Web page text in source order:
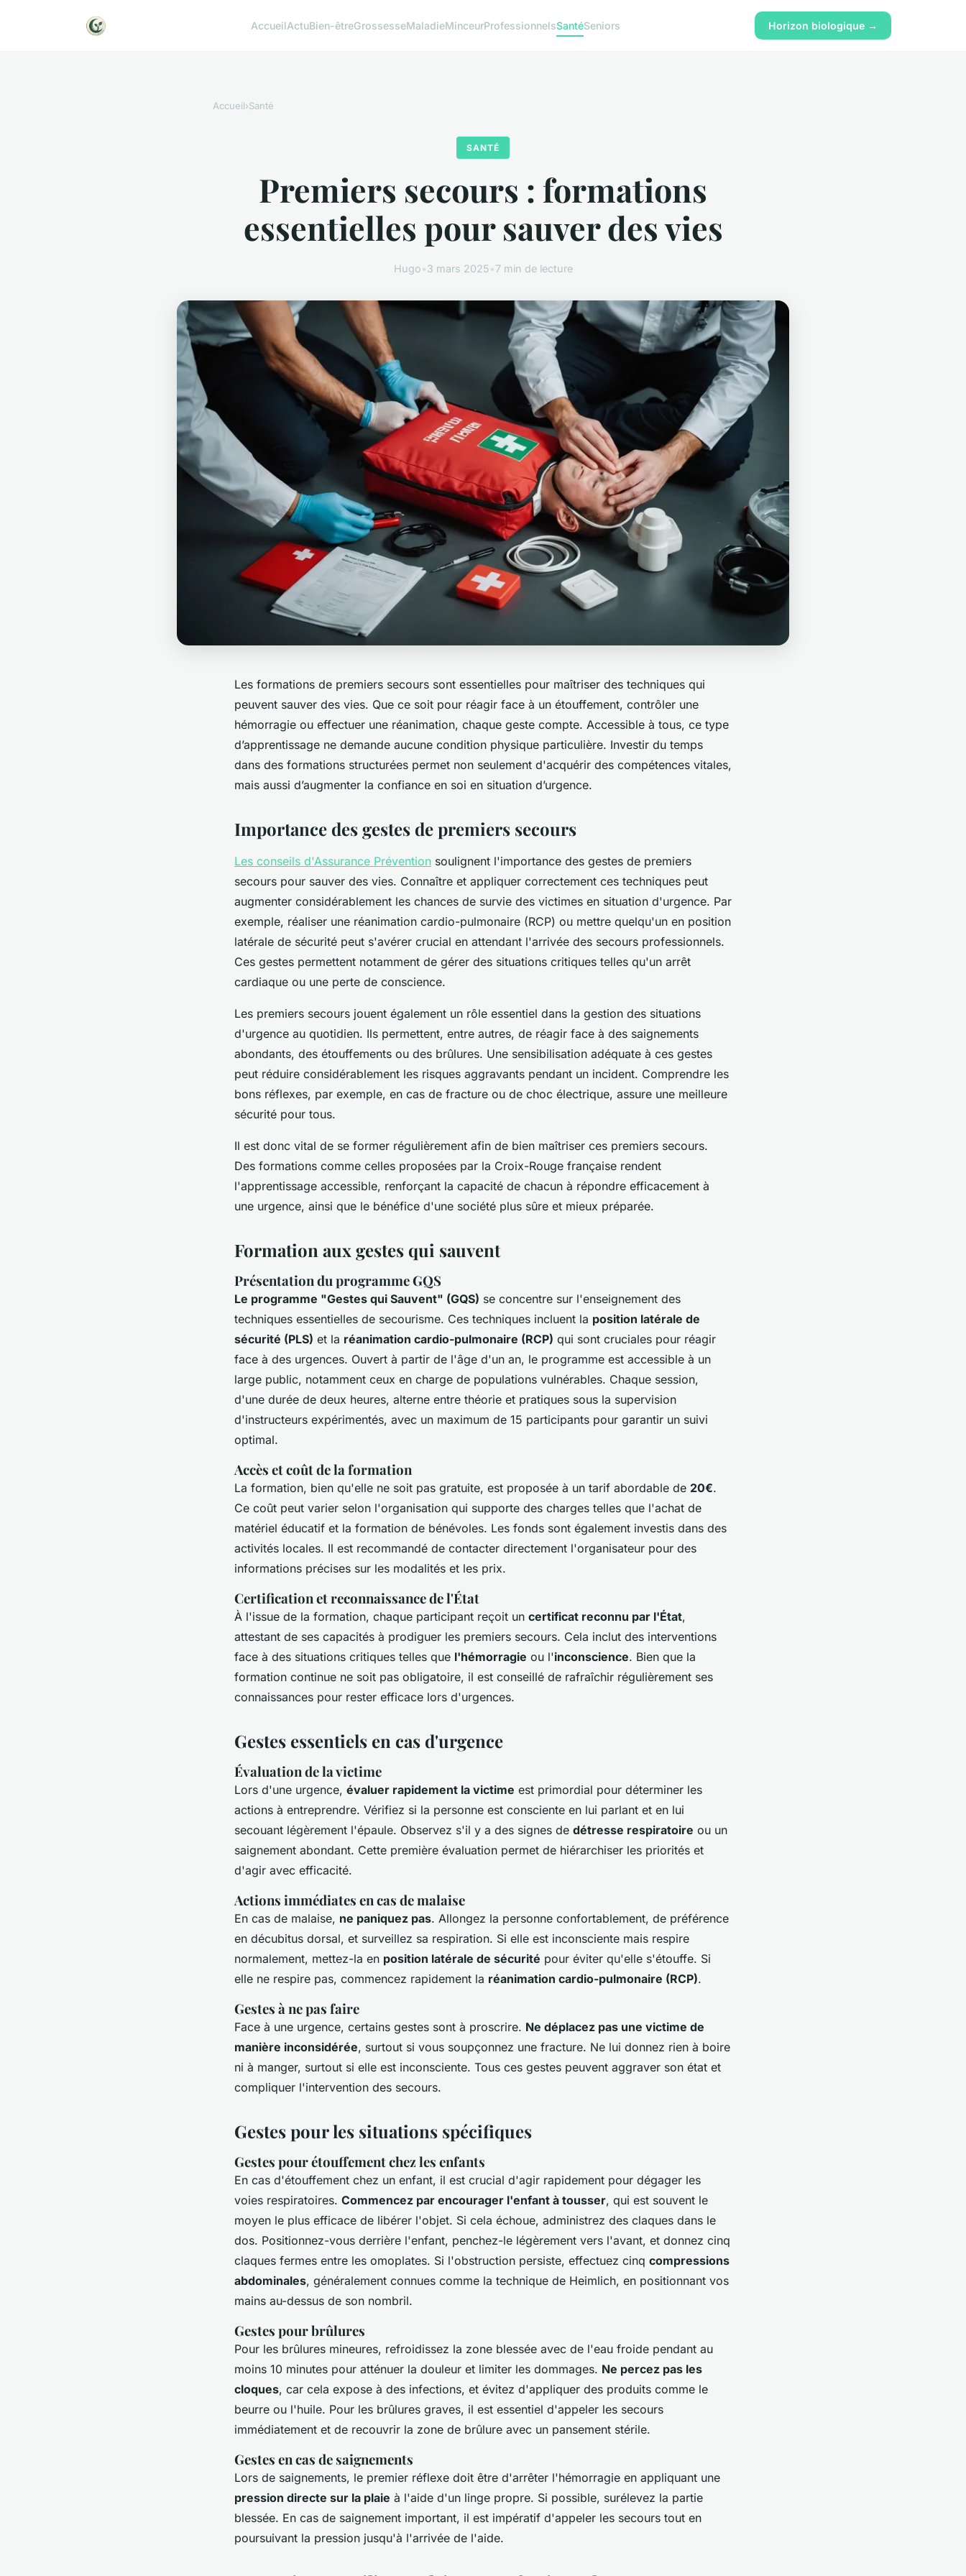
AccueilActuBien-êtreGrossesseMaladieMinceurProfessionnelsSantéSeniors Horizon biologique →
Accueil›Santé
SANTÉ
Premiers secours : formations
essentielles pour sauver des vies
Hugo•3 mars 2025•7 min de lecture
Les formations de premiers secours sont essentielles pour maîtriser des techniques qui
peuvent sauver des vies. Que ce soit pour réagir face à un étouffement, contrôler une
hémorragie ou effectuer une réanimation, chaque geste compte. Accessible à tous, ce type
d’apprentissage ne demande aucune condition physique particulière. Investir du temps
dans des formations structurées permet non seulement d'acquérir des compétences vitales,
mais aussi d’augmenter la confiance en soi en situation d’urgence.
Importance des gestes de premiers secours
Les conseils d'Assurance Prévention soulignent l'importance des gestes de premiers
secours pour sauver des vies. Connaître et appliquer correctement ces techniques peut
augmenter considérablement les chances de survie des victimes en situation d'urgence. Par
exemple, réaliser une réanimation cardio-pulmonaire (RCP) ou mettre quelqu'un en position
latérale de sécurité peut s'avérer crucial en attendant l'arrivée des secours professionnels.
Ces gestes permettent notamment de gérer des situations critiques telles qu'un arrêt
cardiaque ou une perte de conscience.
Les premiers secours jouent également un rôle essentiel dans la gestion des situations
d'urgence au quotidien. Ils permettent, entre autres, de réagir face à des saignements
abondants, des étouffements ou des brûlures. Une sensibilisation adéquate à ces gestes
peut réduire considérablement les risques aggravants pendant un incident. Comprendre les
bons réflexes, par exemple, en cas de fracture ou de choc électrique, assure une meilleure
sécurité pour tous.
Il est donc vital de se former régulièrement afin de bien maîtriser ces premiers secours.
Des formations comme celles proposées par la Croix-Rouge française rendent
l'apprentissage accessible, renforçant la capacité de chacun à répondre efficacement à
une urgence, ainsi que le bénéfice d'une société plus sûre et mieux préparée.
Formation aux gestes qui sauvent
Présentation du programme GQS
Le programme "Gestes qui Sauvent" (GQS) se concentre sur l'enseignement des
techniques essentielles de secourisme. Ces techniques incluent la position latérale de
sécurité (PLS) et la réanimation cardio-pulmonaire (RCP) qui sont cruciales pour réagir
face à des urgences. Ouvert à partir de l'âge d'un an, le programme est accessible à un
large public, notamment ceux en charge de populations vulnérables. Chaque session,
d'une durée de deux heures, alterne entre théorie et pratiques sous la supervision
d'instructeurs expérimentés, avec un maximum de 15 participants pour garantir un suivi
optimal.
Accès et coût de la formation
La formation, bien qu'elle ne soit pas gratuite, est proposée à un tarif abordable de 20€.
Ce coût peut varier selon l'organisation qui supporte des charges telles que l'achat de
matériel éducatif et la formation de bénévoles. Les fonds sont également investis dans des
activités locales. Il est recommandé de contacter directement l'organisateur pour des
informations précises sur les modalités et les prix.
Certification et reconnaissance de l'État
À l'issue de la formation, chaque participant reçoit un certificat reconnu par l'État,
attestant de ses capacités à prodiguer les premiers secours. Cela inclut des interventions
face à des situations critiques telles que l'hémorragie ou l'inconscience. Bien que la
formation continue ne soit pas obligatoire, il est conseillé de rafraîchir régulièrement ses
connaissances pour rester efficace lors d'urgences.
Gestes essentiels en cas d'urgence
Évaluation de la victime
Lors d'une urgence, évaluer rapidement la victime est primordial pour déterminer les
actions à entreprendre. Vérifiez si la personne est consciente en lui parlant et en lui
secouant légèrement l'épaule. Observez s'il y a des signes de détresse respiratoire ou un
saignement abondant. Cette première évaluation permet de hiérarchiser les priorités et
d'agir avec efficacité.
Actions immédiates en cas de malaise
En cas de malaise, ne paniquez pas. Allongez la personne confortablement, de préférence
en décubitus dorsal, et surveillez sa respiration. Si elle est inconsciente mais respire
normalement, mettez-la en position latérale de sécurité pour éviter qu'elle s'étouffe. Si
elle ne respire pas, commencez rapidement la réanimation cardio-pulmonaire (RCP).
Gestes à ne pas faire
Face à une urgence, certains gestes sont à proscrire. Ne déplacez pas une victime de
manière inconsidérée, surtout si vous soupçonnez une fracture. Ne lui donnez rien à boire
ni à manger, surtout si elle est inconsciente. Tous ces gestes peuvent aggraver son état et
compliquer l'intervention des secours.
Gestes pour les situations spécifiques
Gestes pour étouffement chez les enfants
En cas d'étouffement chez un enfant, il est crucial d'agir rapidement pour dégager les
voies respiratoires. Commencez par encourager l'enfant à tousser, qui est souvent le
moyen le plus efficace de libérer l'objet. Si cela échoue, administrez des claques dans le
dos. Positionnez-vous derrière l'enfant, penchez-le légèrement vers l'avant, et donnez cinq
claques fermes entre les omoplates. Si l'obstruction persiste, effectuez cinq compressions
abdominales, généralement connues comme la technique de Heimlich, en positionnant vos
mains au-dessus de son nombril.
Gestes pour brûlures
Pour les brûlures mineures, refroidissez la zone blessée avec de l'eau froide pendant au
moins 10 minutes pour atténuer la douleur et limiter les dommages. Ne percez pas les
cloques, car cela expose à des infections, et évitez d'appliquer des produits comme le
beurre ou l'huile. Pour les brûlures graves, il est essentiel d'appeler les secours
immédiatement et de recouvrir la zone de brûlure avec un pansement stérile.
Gestes en cas de saignements
Lors de saignements, le premier réflexe doit être d'arrêter l'hémorragie en appliquant une
pression directe sur la plaie à l'aide d'un linge propre. Si possible, surélevez la partie
blessée. En cas de saignement important, il est impératif d'appeler les secours tout en
poursuivant la pression jusqu'à l'arrivée de l'aide.